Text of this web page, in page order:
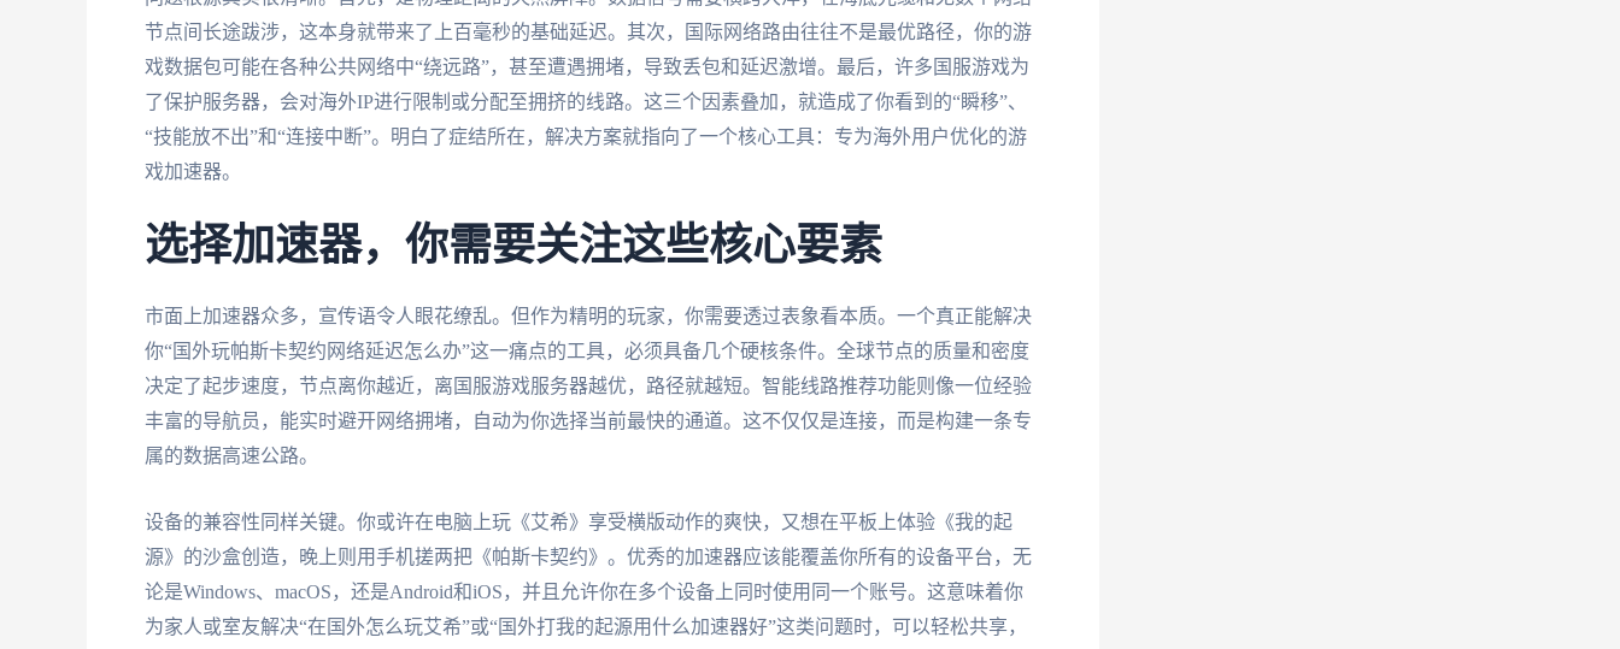
节点间长途跋涉，这本身就带来了上百毫秒的基础延迟。其次，国际网络路由往往不是最优路径，你的游
戏数据包可能在各种公共网络中“绕远路”，甚至遭遇拥堵，导致丢包和延迟激增。最后，许多国服游戏为
了保护服务器，会对海外IP进行限制或分配至拥挤的线路。这三个因素叠加，就造成了你看到的“瞬移”、
“技能放不出”和“连接中断”。明白了症结所在，解决方案就指向了一个核心工具：专为海外用户优化的游
戏加速器。
选择加速器，你需要关注这些核心要素
市面上加速器众多，宣传语令人眼花缭乱。但作为精明的玩家，你需要透过表象看本质。一个真正能解决
你“国外玩帕斯卡契约网络延迟怎么办”这一痛点的工具，必须具备几个硬核条件。全球节点的质量和密度
决定了起步速度，节点离你越近，离国服游戏服务器越优，路径就越短。智能线路推荐功能则像一位经验
丰富的导航员，能实时避开网络拥堵，自动为你选择当前最快的通道。这不仅仅是连接，而是构建一条专
属的数据高速公路。
设备的兼容性同样关键。你或许在电脑上玩《艾希》享受横版动作的爽快，又想在平板上体验《我的起
源》的沙盒创造，晚上则用手机搓两把《帕斯卡契约》。优秀的加速器应该能覆盖你所有的设备平台，无
论是Windows、macOS，还是Android和iOS，并且允许你在多个设备上同时使用同一个账号。这意味着你
为家人或室友解决“在国外怎么玩艾希”或“国外打我的起源用什么加速器好”这类问题时，可以轻松共享，